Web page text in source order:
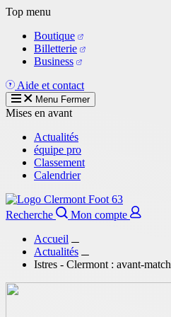
Aller
contenu
principal
Top menu
Boutique
Billetterie
Business
Aide et contact
Menu Fermer
Mises en avant
Actualités
équipe pro
Classement
Calendrier
Recherche
Mon compte
Accueil
Actualités
Istres - Clermont : avant-match